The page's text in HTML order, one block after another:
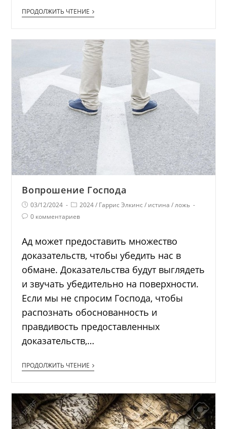
ПРОДОЛЖИТЬ ЧТЕНИЕ
Вопрошение Господа
03/12/2024 2024 / Гаррис Элкинс / истина / ложь
0 комментариев
Ад может предоставить множество
доказательств, чтобы убедить нас в
обмане. Доказательства будут выглядеть
и звучать убедительно на поверхности.
Если мы не спросим Господа, чтобы
распознать обоснованность и
правдивость предоставленных
доказательств,…
ПРОДОЛЖИТЬ ЧТЕНИЕ